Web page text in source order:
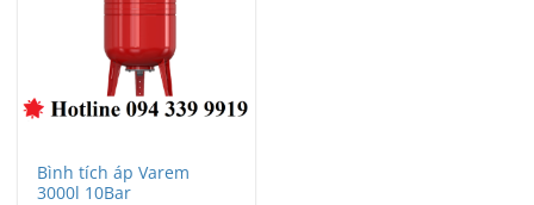
Bình tích áp Varem
3000l 10Bar